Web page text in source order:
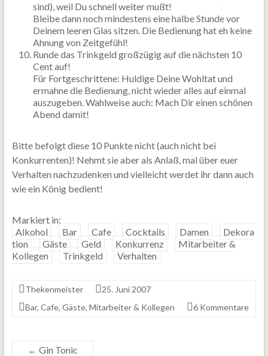
sind), weil Du schnell weiter mußt!
Bleibe dann noch mindestens eine halbe Stunde vor
Deinem leeren Glas sitzen. Die Bedienung hat eh keine
Ahnung von Zeitgefühl!
Runde das Trinkgeld großzügig auf die nächsten 10
Cent auf!
Für Fortgeschrittene: Huldige Deine Wohltat und
ermahne die Bedienung, nicht wieder alles auf einmal
auszugeben. Wahlweise auch: Mach Dir einen schönen
Abend damit!
Bitte befolgt diese 10 Punkte nicht (auch nicht bei
Konkurrenten)! Nehmt sie aber als Anlaß, mal über euer
Verhalten nachzudenken und vielleicht werdet ihr dann auch
wie ein König bedient!
Markiert in:
Alkohol
Bar Cafe Cocktails Damen
Dekora
tion
Gäste Geld Konkurrenz
Mitarbeiter &
Kollegen
Trinkgeld Verhalten
Thekenmeister
25. Juni 2007
Bar, Cafe, Gäste, Mitarbeiter & Kollegen 6 Kommentare
← Gin Tonic